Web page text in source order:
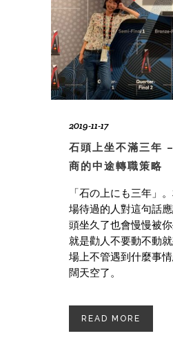
2019-11-17
石頭上坐不滿三年
商的中途轉職策略
「石の上にも三年」
場待過的人對這句話
頭坐久了也會慢慢被
就是勸人不要動不動
場上不管遇到什麼事
闊天空了。
READ MORE